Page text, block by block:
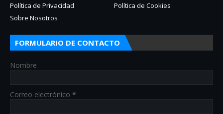
Política de Privacidad
Política de Cookies
Sobre Nosotros
FORMULARIO DE CONTACTO
Nombre
Correo electrónico *